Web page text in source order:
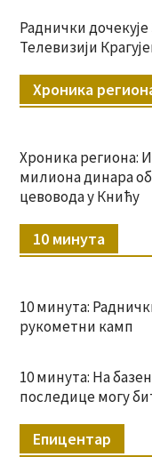
Раднички
Телевизији
Хроника
Хроника региона:
милиона динара
цевовода у Книћу
10 минута
10 минута:
рукометни камп
10 минута: На
последице могу
Епицентар